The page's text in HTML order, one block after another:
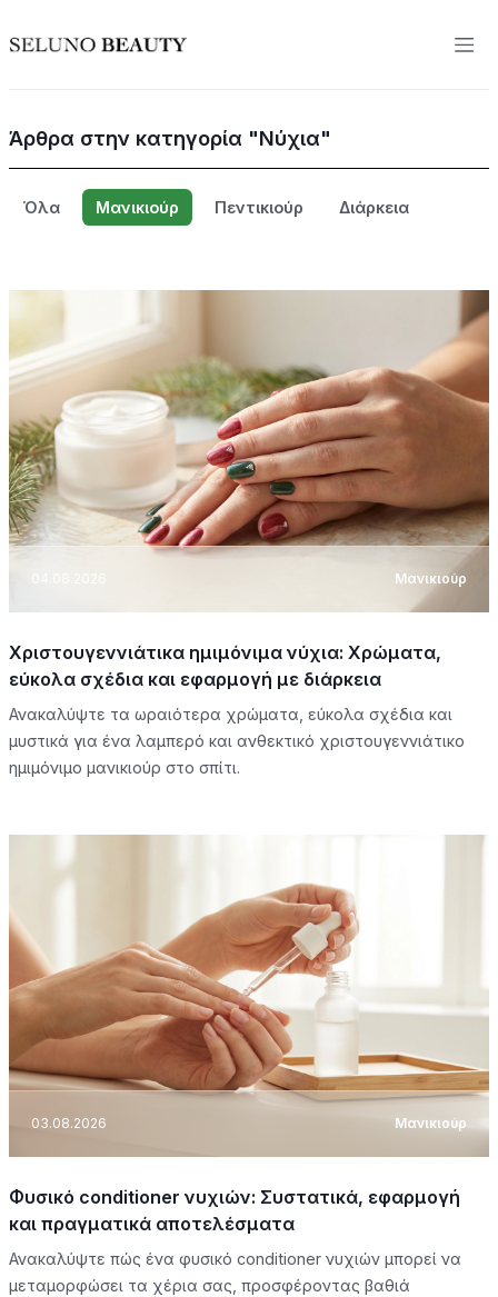
Άρθρα στην κατηγορία "Νύχια"
Όλα Μανικιούρ Πεντικιούρ Διάρκεια
04.08.2026 Μανικιούρ
Χριστουγεννιάτικα ημιμόνιμα νύχια: Χρώματα,
εύκολα σχέδια και εφαρμογή με διάρκεια
Ανακαλύψτε τα ωραιότερα χρώματα, εύκολα σχέδια και
μυστικά για ένα λαμπερό και ανθεκτικό χριστουγεννιάτικο
ημιμόνιμο μανικιούρ στο σπίτι.
03.08.2026 Μανικιούρ
Φυσικό conditioner νυχιών: Συστατικά, εφαρμογή
και πραγματικά αποτελέσματα
Ανακαλύψτε πώς ένα φυσικό conditioner νυχιών μπορεί να
μεταμορφώσει τα χέρια σας, προσφέροντας βαθιά